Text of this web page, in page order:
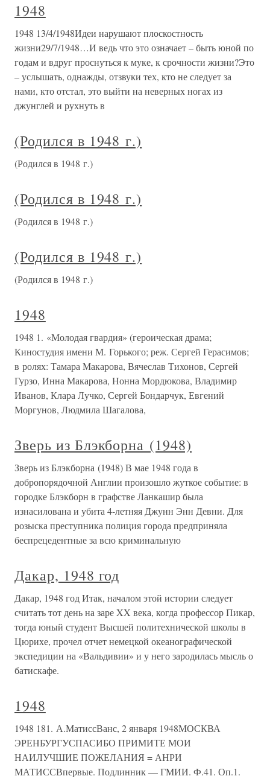
1948
1948 13/4/1948Идеи нарушают плоскостность
жизни29/7/1948…И ведь что это означает – быть юной по
годам и вдруг проснуться к муке, к срочности жизни?Это
– услышать, однажды, отзвуки тех, кто не следует за
нами, кто отстал, это выйти на неверных ногах из
джунглей и рухнуть в
(Родился в 1948 г.)
(Родился в 1948 г.)
(Родился в 1948 г.)
(Родился в 1948 г.)
(Родился в 1948 г.)
(Родился в 1948 г.)
1948
1948 1. «Молодая гвардия» (героическая драма;
Киностудия имени М. Горького; реж. Сергей Герасимов;
в ролях: Тамара Макарова, Вячеслав Тихонов, Сергей
Гурзо, Инна Макарова, Нонна Мордюкова, Владимир
Иванов, Клара Лучко, Сергей Бондарчук, Евгений
Моргунов, Людмила Шагалова,
Зверь из Блэкборна (1948)
Зверь из Блэкборна (1948) В мае 1948 года в
добропорядочной Англии произошло жуткое событие: в
городке Блэкборн в графстве Ланкашир была
изнасилована и убита 4-летняя Джунн Энн Девни. Для
розыска преступника полиция города предприняла
беспрецедентные за всю криминальную
Дакар, 1948 год
Дакар, 1948 год Итак, началом этой истории следует
считать тот день на заре XX века, когда профессор Пикар,
тогда юный студент Высшей политехнической школы в
Цюрихе, прочел отчет немецкой океанографической
экспедиции на «Вальдивии» и у него зародилась мысль о
батискафе.
1948
1948 181. А.МатиссВанс, 2 января 1948МОСКВА
ЭРЕНБУРГУСПАСИБО ПРИМИТЕ МОИ
НАИЛУЧШИЕ ПОЖЕЛАНИЯ = АНРИ
МАТИССВпервые. Подлинник — ГМИИ. Ф.41. Оп.1.